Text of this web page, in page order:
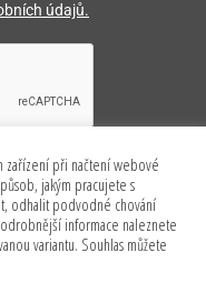
údajů.
zařízení při načtení webové
jakým pracujete s
odhalit podvodné chování
informace naleznete
variantu. Souhlas můžete